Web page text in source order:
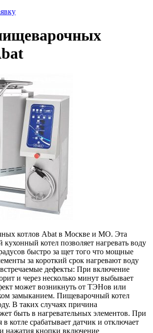
котлов Abat в Москве и МО. Эта
котел позволяет нагревать воду
быстро за щет того что мощные
за короткий срок нагревают воду
дефекты: При включение
и через несколько минут выбывает
может возникнуть от ТЭНов или
замыканием. Пищеварочный котел
В таких случаях причина
быть в нагревательных элементов. При
в котле срабатывает датчик и отключает
нажатия кнопки включение